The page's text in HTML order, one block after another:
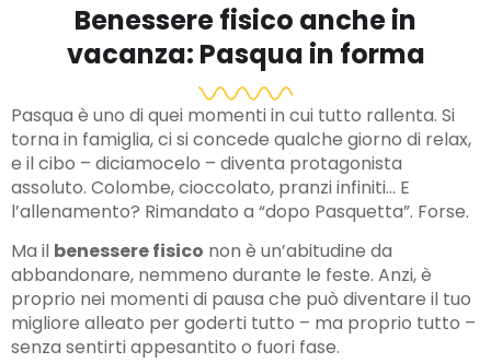
Benessere fisico anche in
vacanza: Pasqua in forma
Pasqua è uno di quei momenti in cui tutto rallenta. Si
torna in famiglia, ci si concede qualche giorno di relax,
e il cibo – diciamocelo – diventa protagonista
assoluto. Colombe, cioccolato, pranzi infiniti… E
l’allenamento? Rimandato a “dopo Pasquetta”. Forse.
Ma il benessere fisico non è un’abitudine da
abbandonare, nemmeno durante le feste. Anzi, è
proprio nei momenti di pausa che può diventare il tuo
migliore alleato per goderti tutto – ma proprio tutto –
senza sentirti appesantito o fuori fase.